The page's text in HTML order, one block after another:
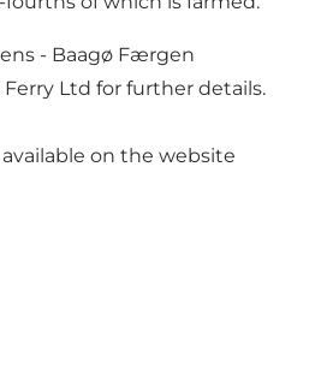
- Baagø Færgen
Ferry Ltd for further details.
on the website